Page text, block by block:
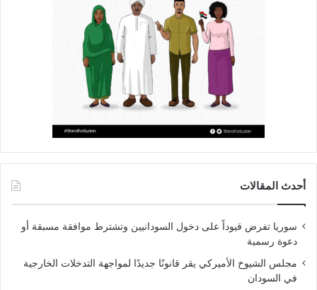
أحدث المقالات
سوريا تفرض قيوداً على دخول السودانيين وتشترط موافقة مسبقة أو
دعوة رسمية
مجلس الشيوخ الأميركي يقر قانونًا جديدًا لمواجهة التدخلات الخارجية
في السودان